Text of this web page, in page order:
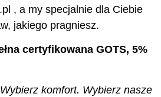
, a my specjalnie dla Ciebie
jakiego pragniesz.
certyfikowana GOTS, 5%
komfort. Wybierz nasze